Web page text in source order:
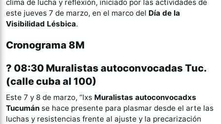
clima de lucha y reflexión, iniciado por las actividades de
este jueves 7 de marzo, en el marco del Día de la
Visibilidad Lésbica.
Cronograma 8M
? 08:30 Muralistas autoconvocadas Tuc.
(calle cuba al 100)
Este 7 y 8 de marzo, “lxs Muralistas autoconvocadxs
Tucumán se hace presente para plasmar desde el arte las
luchas y resistencias frente al ajuste y la precarización